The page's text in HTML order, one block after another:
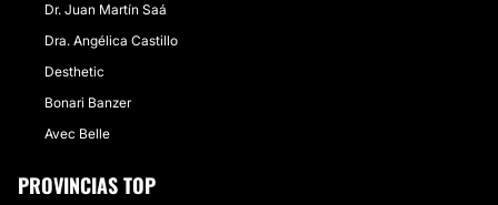
Dr. Juan Martín Saá
Dra. Angélica Castillo
Desthetic
Bonari Banzer
Avec Belle
PROVINCIAS TOP